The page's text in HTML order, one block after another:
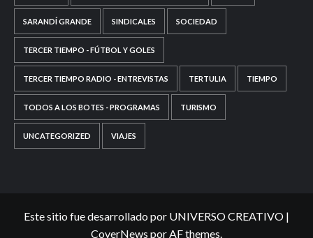
SARANDÍ GRANDE SINDICALES SOCIEDAD
TERCER TIEMPO - FÚTBOL Y GOLES
TERCER TIEMPO RADIO - ENTREVISTAS TERTULIA TIEMPO
TODOS A LOS BOTES - PROGRAMAS TURISMO
UNCATEGORIZED VIAJES
Este sitio fue desarrollado por UNIVERSO CREATIVO |
CoverNews por AF themes.